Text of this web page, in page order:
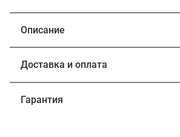
Описание
Доставка и оплата
Гарантия